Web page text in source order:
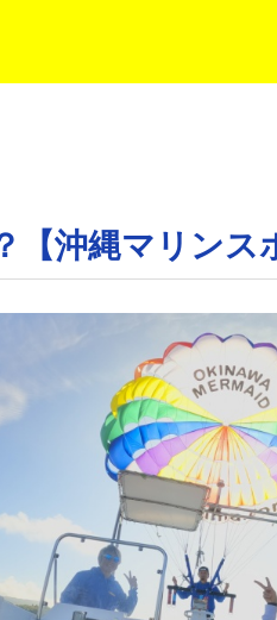
【沖縄マリン